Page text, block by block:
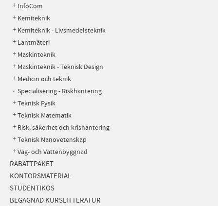
InfoCom
Kemiteknik
Kemiteknik - Livsmedelsteknik
Lantmäteri
Maskinteknik
Maskinteknik - Teknisk Design
Medicin och teknik
Specialisering - Riskhantering
Teknisk Fysik
Teknisk Matematik
Risk, säkerhet och krishantering
Teknisk Nanovetenskap
Väg- och Vattenbyggnad
RABATTPAKET
KONTORSMATERIAL
STUDENTIKOS
BEGAGNAD KURSLITTERATUR